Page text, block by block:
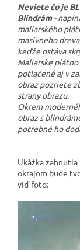
Neviete čo je
Blindrám-
maliarského
masívneho
keďže ostáva
Maliarske plátno
potlačené aj v
obraz pozriete
strany obrazu.
Okrem
obraz s
potrebné ho
Ukážka
okrajom bude
viď foto: